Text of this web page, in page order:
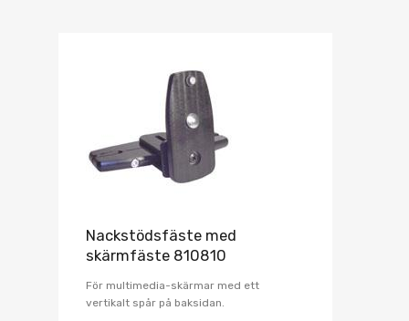
Nackstödsfäste med
skärmfäste 810810
För multimedia-skärmar med ett
vertikalt spår på baksidan.